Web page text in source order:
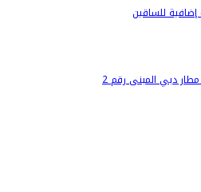
للساقين
دبي المبنى رقم 2